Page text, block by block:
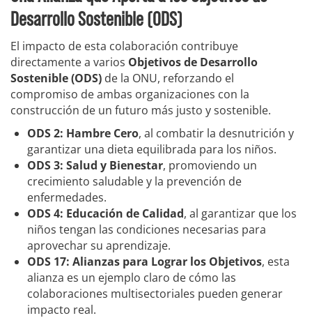
Desarrollo Sostenible (ODS)
El impacto de esta colaboración contribuye
directamente a varios Objetivos de Desarrollo
Sostenible (ODS) de la ONU, reforzando el
compromiso de ambas organizaciones con la
construcción de un futuro más justo y sostenible.
ODS 2: Hambre Cero, al combatir la desnutrición y
garantizar una dieta equilibrada para los niños.
ODS 3: Salud y Bienestar, promoviendo un
crecimiento saludable y la prevención de
enfermedades.
ODS 4: Educación de Calidad, al garantizar que los
niños tengan las condiciones necesarias para
aprovechar su aprendizaje.
ODS 17: Alianzas para Lograr los Objetivos, esta
alianza es un ejemplo claro de cómo las
colaboraciones multisectoriales pueden generar
impacto real.